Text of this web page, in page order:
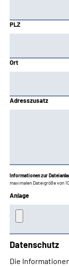
PLZ
Ort
Adresszusatz
Informationen zur
maximalen Dateigröße von
Anlage
Datenschutz
Die